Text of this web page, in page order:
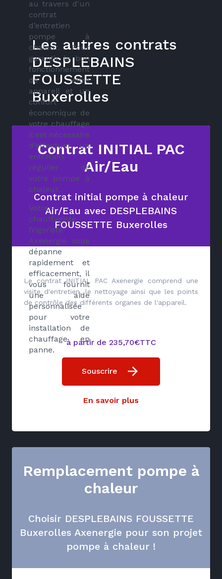
au travers d'un
contrat
d’entretien
pompe à
chaleur. Pour
garantir le bon
fonctionnement
de votre
appareil et un
confort
économique de
votre chauffage
il est nécessaire
d’effectuer un
entretien
régulier de
votre pompe à
chaleur.
Votre
chauffagiste
frigoriste
Axenergie vous
dépanne
rapidement et
efficacement, il
vous fournit
une aide
personnalisée
pour votre
installation de
chauffage en
panne.
Les autres contrats
DESPLEBAINS
FOUSSETTE
Buxerolles
Contrat INITIAL PAC
Air/Eau
Contrat initial pompe à chaleur
Air/Eau avec DESPLEBAINS
FOUSSETTE Buxerolles
Le contrat INITIAL PAC Axenergie comprend une
visite d'entretien, le nettoyage ainsi que les points
de contrôle des différents organes de l'appareil.
à partir de 235,70€TTC
Souscrire
En savoir plus
Remplacement pompe à
chaleur
Choisir DESPLEBAINS FOUSSETTE
Buxerolles Axenergie pour son projet
pompe à chaleur !